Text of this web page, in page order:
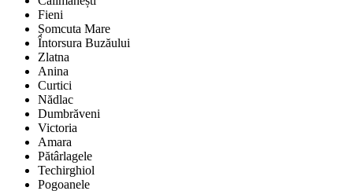
Fieni
Șomcuta Mare
Întorsura Buzăului
Zlatna
Anina
Curtici
Nădlac
Dumbrăveni
Victoria
Amara
Pătârlagele
Techirghiol
Pogoanele